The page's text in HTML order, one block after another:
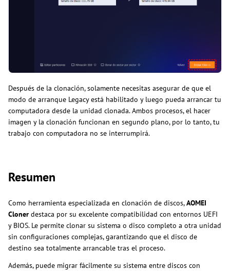
Después de la clonación, solamente necesitas asegurar de que el
modo de arranque Legacy está habilitado y luego pueda arrancar tu
computadora desde la unidad clonada. Ambos procesos, el hacer
imagen y la clonación funcionan en segundo plano, por lo tanto, tu
trabajo con computadora no se interrumpirá.
Resumen
Como herramienta especializada en clonación de discos,AOMEI
Cloner destaca por su excelente compatibilidad con entornos UEFI
y BIOS. Le permite clonar su sistema o disco completo a otra unidad
sin configuraciones complejas, garantizando que el disco de
destino sea totalmente arrancable tras el proceso.
Además, puede migrar fácilmente su sistema entre discos con